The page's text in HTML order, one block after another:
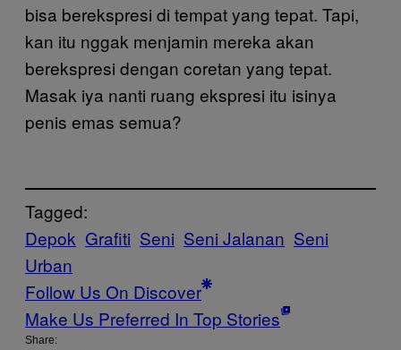
bisa berekspresi di tempat yang tepat. Tapi,
kan itu nggak menjamin mereka akan
berekspresi dengan coretan yang tepat.
Masak iya nanti ruang ekspresi itu isinya
penis emas semua?
Tagged:
Depok Grafiti Seni Seni Jalanan Seni
Urban
Follow Us On Discover
Make Us Preferred In Top Stories
Share: